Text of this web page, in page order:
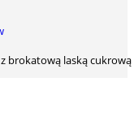
z brokatową laską cukrową